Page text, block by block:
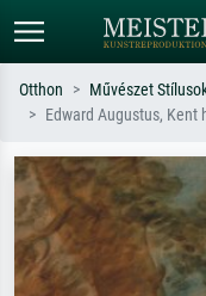
Keressen művész, műcím
szerint – pl. Monet,
impresszionizmus,
akt.
Otthon Művészet
Edward Augustus, Kent